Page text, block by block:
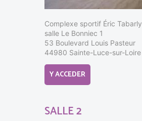
Complexe sportif Éric Tabarly
salle Le Bonniec 1
53 Boulevard Louis Pasteur
44980 Sainte-Luce-sur-Loire
Y ACCEDER
SALLE 2